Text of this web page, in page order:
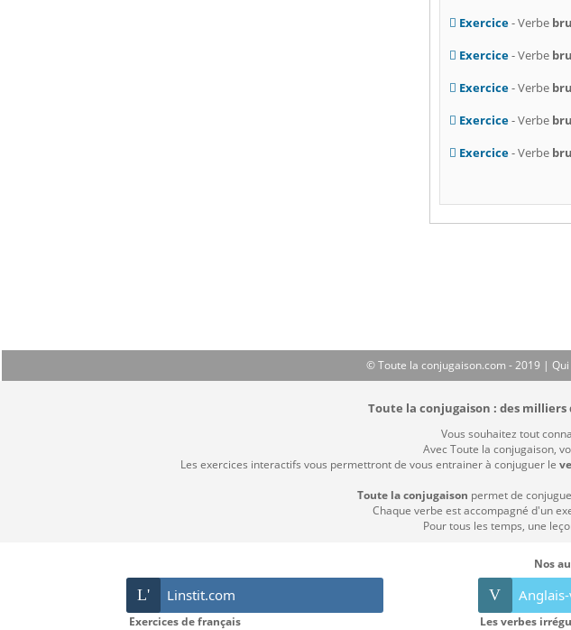
Exercice- Verbe
Exercice- Verbe
Exercice- Verbe
Exercice- Verbe
Exercice- Verbe
© Toute la conjugaison.com - 2019 |
Toute la conjugaison : des
Vous souhaitez tout
Avec Toute la conjugaison,
Les exercices interactifs vous permettront de vous entrainer à conjuguer le
Toute la conjugaison permet de
Chaque verbe est accompagné d'un
Pour tous les temps, une
Nos
L' Linstit.com
Exercices de français
V
Les verbes